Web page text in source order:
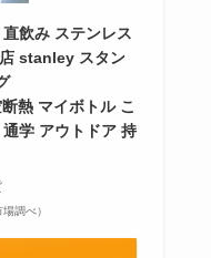
飲み ステンレス
stanley スタン
熱 マイボトル こ
学 アウトドア 持
調べ）